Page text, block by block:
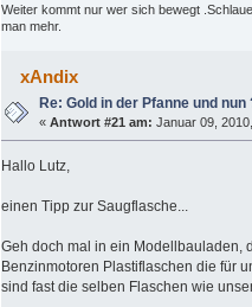
Weiter kommt nur wer sich bewegt
man mehr.
xAndix
Re: Gold in der Pfanne und nun
«Antwort #21 am: Januar 09,
Hallo Lutz,
einen Tipp zur Saugflasche...
Geh doch mal in ein Modellbauladen,
Benzinmotoren Plastiflaschen die für
sind fast die selben Flaschen wie